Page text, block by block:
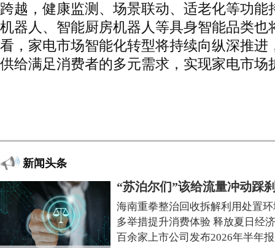
跨越，健康监测、场景联动、适老化等功能
机器人、智能厨房机器人等具身智能品类也
看，家电市场智能化转型将持续向纵深推进
供给满足消费者的多元需求，实现家电市场
新闻头条
“苏泊尔们”该给流量冲动踩
海南重拳整治回收拆解利用处置
多举措提升消费体验 释放夏日经
百余家上市公司发布2026年半年报